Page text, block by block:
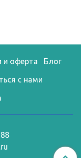
и оферта Блог
с нами